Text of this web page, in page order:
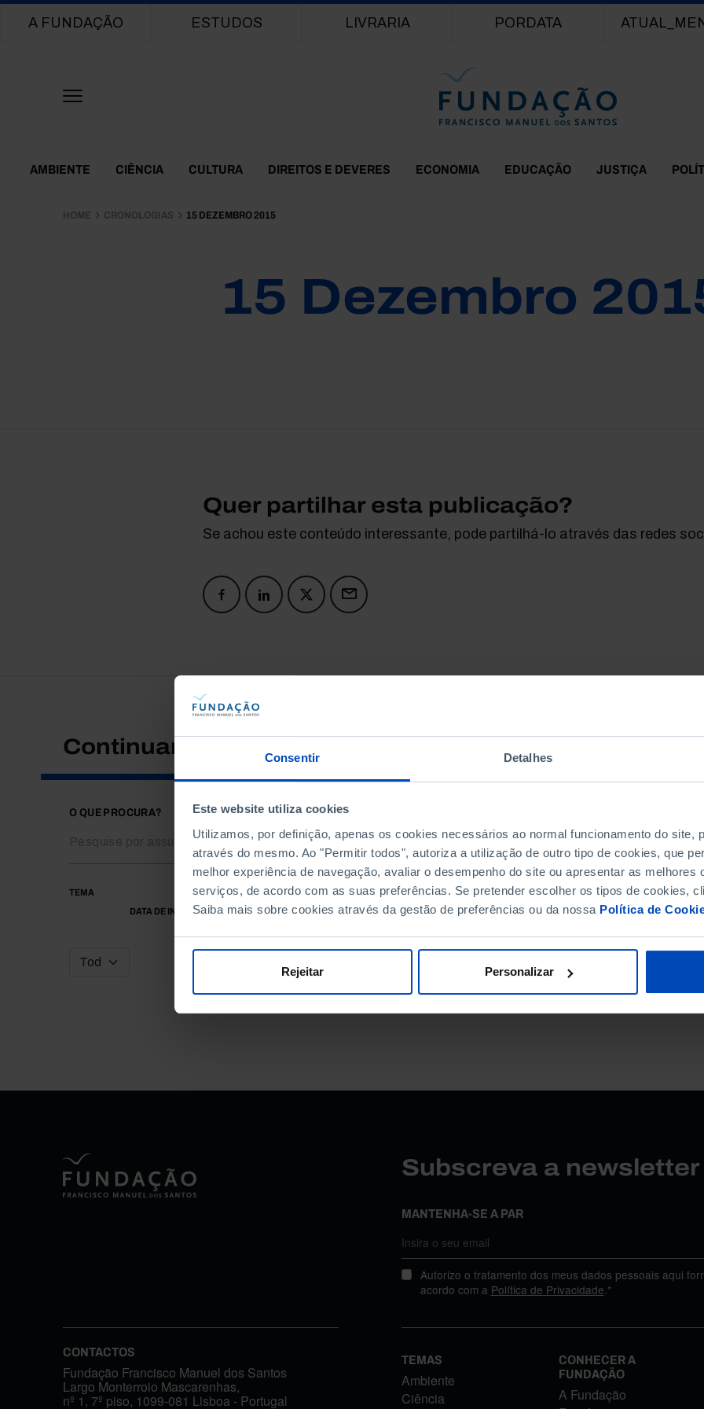
Consentir Detalhes
Este website utiliza cookies
Utilizamos, por definição, apenas os cookies necessários ao normal funcionamento do site,
através do mesmo. Ao "Permitir todos", autoriza a utilização de outro tipo de cookies, que
melhor experiência de navegação, avaliar o desempenho do site ou apresentar as melhores
serviços, de acordo com as suas preferências. Se pretender escolher os tipos de cookies,
Saiba mais sobre cookies através da gestão de preferências ou da nossa Política de
Rejeitar Personalizar
Main navigation
A FUNDAÇÃO ESTUDOS LIVRARIA PORDATA
Themes Menu
AMBIENTE CIÊNCIA CULTURA DIREITOS E DEVERES ECONOMIA EDUCAÇÃO JUSTIÇA
HOME CRONOLOGIAS 15 DEZEMBRO 2015
15 Dezembro
Quer partilhar esta publicação?
Se achou este conteúdo interessante, pode partilhá-lo através das redes
Continuar a pesquisar
O QUE PROCURA?
TEMA
DATA DE INÍCIO
DATA DE FIM
Subscreva a
MANTENHA-SE A PAR
Autorizo o tratamento dos meus dados pessoais aqui
acordo com a Política de Privacidade.*
CONTACTOS
Fundação Francisco Manuel dos Santos
Largo Monterroio Mascarenhas,
nº 1, 7º piso, 1099-081 Lisboa - Portugal
TEMAS
Ambiente
Ciência
CONHECER A
FUNDAÇÃO
A Fundação